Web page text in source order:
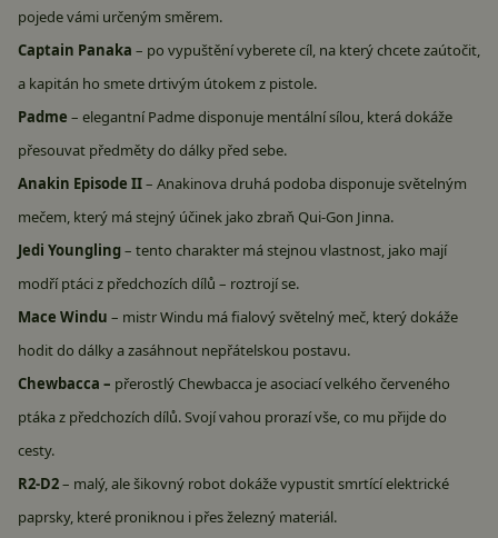
pojede vámi určeným směrem.
Captain Panaka – po vypuštění vyberete cíl, na který chcete zaútočit,
a kapitán ho smete drtivým útokem z pistole.
Padme – elegantní Padme disponuje mentální sílou, která dokáže
přesouvat předměty do dálky před sebe.
Anakin Episode II– Anakinova druhá podoba disponuje světelným
mečem, který má stejný účinek jako zbraň Qui-Gon Jinna.
Jedi Youngling– tento charakter má stejnou vlastnost, jako mají
modří ptáci z předchozích dílů – roztrojí se.
Mace Windu – mistr Windu má fialový světelný meč, který dokáže
hodit do dálky a zasáhnout nepřátelskou postavu.
Chewbacca – přerostlý Chewbacca je asociací velkého červeného
ptáka z předchozích dílů. Svojí vahou prorazí vše, co mu přijde do
cesty.
R2-D2– malý, ale šikovný robot dokáže vypustit smrtící elektrické
paprsky, které proniknou i přes železný materiál.